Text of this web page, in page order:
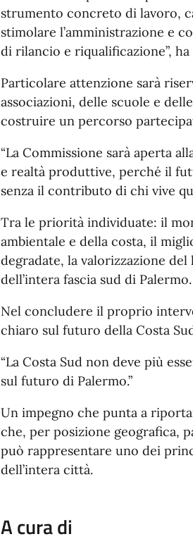
strumento concreto di lavoro,
stimolare l’amministrazione e
di rilancio e riqualificazione”,
Particolare attenzione sarà
associazioni, delle scuole e
costruire un percorso
“La Commissione sarà aperta
e realtà produttive, perché il
senza il contributo di chi vive
Tra le priorità individuate: il
ambientale e della costa, il
degradate, la valorizzazione
dell’intera fascia sud di Palermo.
Nel concludere il proprio
chiaro sul futuro della Costa
“La Costa Sud non deve più
sul futuro di Palermo.”
Un impegno che punta a
che, per posizione geografica,
può rappresentare uno dei
dell’intera città.
A cura di